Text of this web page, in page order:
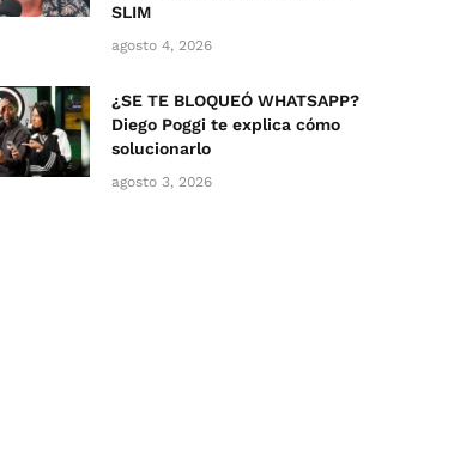
SLIM
agosto 4, 2026
¿SE TE BLOQUEÓ WHATSAPP?
Diego Poggi te explica cómo
solucionarlo
agosto 3, 2026